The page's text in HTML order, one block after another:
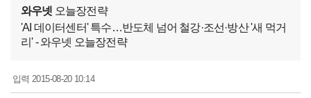
와우넷 오늘장전략
'AI 데이터센터' 특수…반도체 넘어 철강·조선·방산 '새 먹거
리' - 와우넷 오늘장전략
입력2015-08-20 10:14